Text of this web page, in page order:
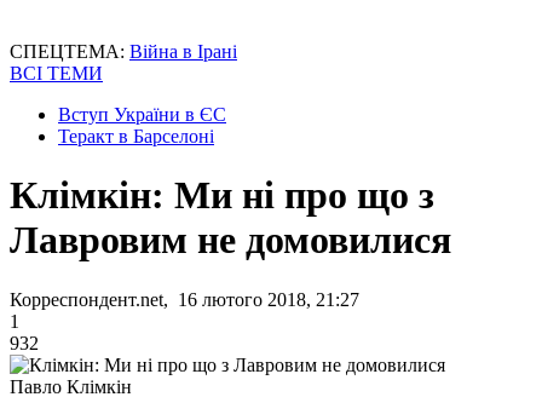
СПЕЦТЕМА: Війна в Ірані
ВСІ ТЕМИ
Вступ України в ЄС
Теракт в Барселоні
Клімкін: Ми ні про що з
Лавровим не домовилися
Корреспондент.net, 16 лютого 2018, 21:27
1
932
Павло Клімкін